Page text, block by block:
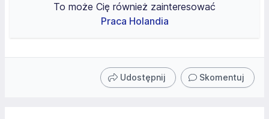
To może Cię również zainteresować
Praca Holandia
Udostępnij Skomentuj